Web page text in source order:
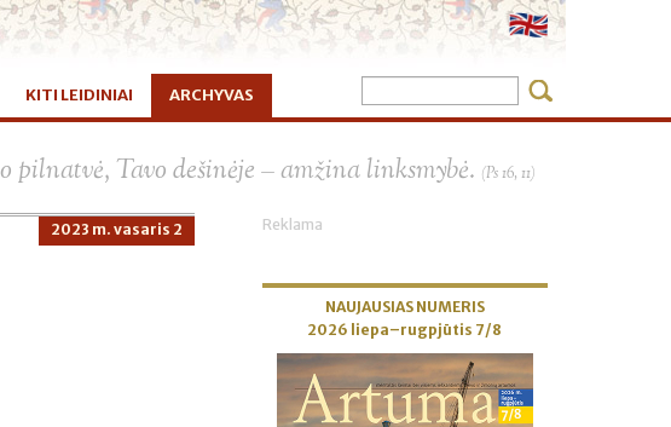
KITI LEIDINIAI ARCHYVAS
Tavo dešinėje – amžina linksmybė. (Ps 16, 11)
2023 m. vasaris 2 Reklama
NAUJAUSIAS NUMERIS
2026 liepa–rugpjūtis 7/8